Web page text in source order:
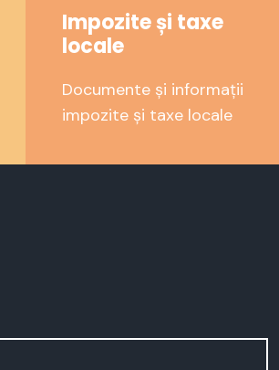
Impozite și taxe
locale
Documente și informații
impozite și taxe locale